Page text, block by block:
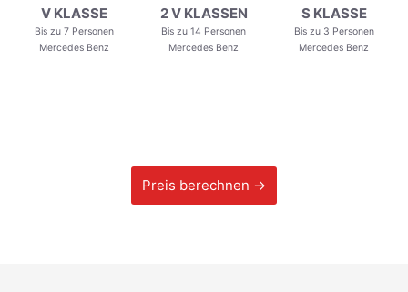
V KLASSE
Bis zu 7 Personen
Mercedes Benz
2 V KLASSEN
Bis zu 14 Personen
Mercedes Benz
S KLASSE
Bis zu 3 Personen
Mercedes Benz
Preis berechnen →